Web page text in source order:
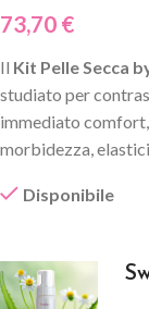
73,70 €
Il Kit Pelle Secca
studiato per
immediato
morbidezza,
Disponibile